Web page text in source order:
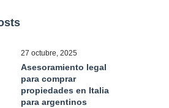
27 octubre, 2025
Asesoramiento legal
para comprar
propiedades en Italia
para argentinos